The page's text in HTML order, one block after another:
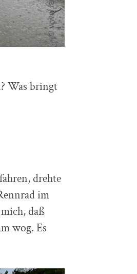
Was bringt
drehte
im
daß
wog. Es